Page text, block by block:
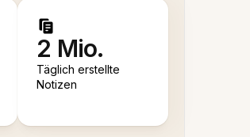
2 Mio.
Täglich erstellte
Notizen